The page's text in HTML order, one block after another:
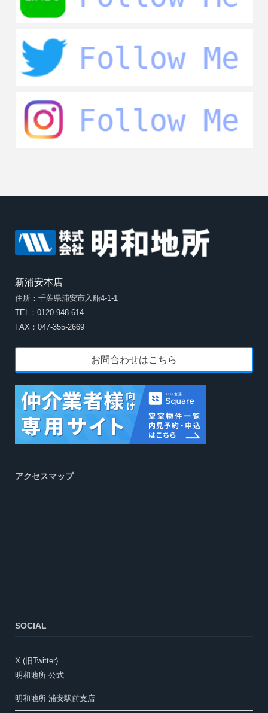
新浦安本店
住所：千葉県浦安市入船4-1-1
TEL：0120-948-614
FAX：047-355-2669
お問合わせはこちら
アクセスマップ
SOCIAL
X (旧Twitter)
明和地所 公式
明和地所 浦安駅前支店